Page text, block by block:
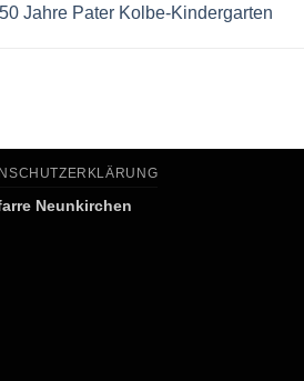
50 Jahre Pater Kolbe-Kindergarten
Neunkirchen